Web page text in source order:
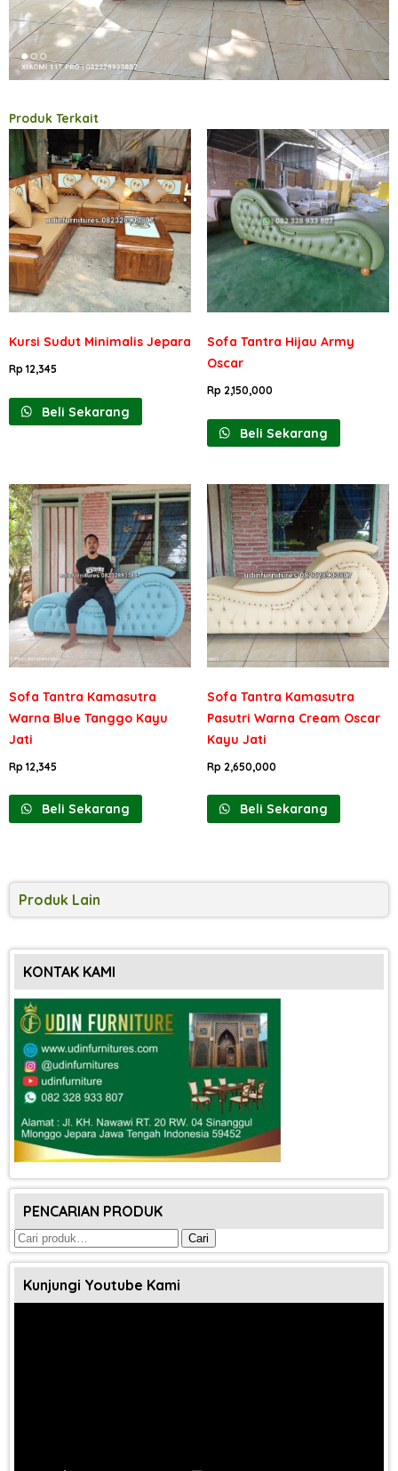
Produk Terkait
Kursi Sudut Minimalis Jepara
Rp 12,345
Beli Sekarang
Sofa Tantra Hijau Army
Oscar
Rp2,150,000
Beli Sekarang
Sofa Tantra Kamasutra
Warna Blue Tanggo Kayu
Jati
Rp 12,345
Beli Sekarang
Sofa Tantra Kamasutra
Pasutri Warna Cream Oscar
Kayu Jati
Rp2,650,000
Beli Sekarang
Produk Lain
KONTAK KAMI
PENCARIAN PRODUK
Pencarian
untuk:
Cari
Kunjungi Youtube Kami